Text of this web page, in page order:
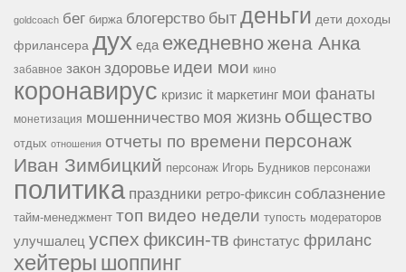
goldcoach бег биржа блогерство быт деньги дети доходы
фрилансера дух еда ежедневножена Анка
забавное закон здоровье идеи мои кино
коронавирус кризис it маркетинг мои фанаты
монетизация мошенничество моя жизнь общество
отдых отношения отчеты по времени персонаж
Иван Зимбицкий персонаж Игорь Будников персонажи
политика праздники ретро-фиксин соблазнение
тайм-менеджмент топ видео недели тупость модераторов
улучшалец успех фиксин-тв финстатус фриланс
хейтеры шоппинг